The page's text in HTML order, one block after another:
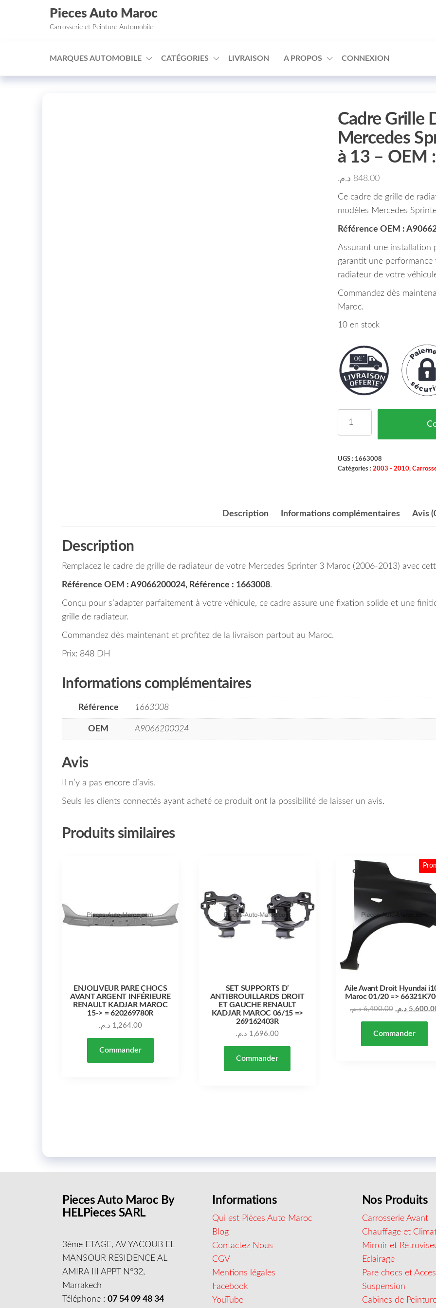
□
Aller au contenu
Pieces Auto Maroc
Carrosserie et Peinture Automobile
MARQUES AUTOMOBILE CATÉGORIES LIVRAISON A PROPOS CONNEXION
Cadre Grille
Mercedes
à 13 – OEM
848.00 د.م.
Ce cadre de grille de
modèles Mercedes
Référence OEM :
Assurant une installation
garantit une
radiateur de votre
Commandez dès
Maroc.
10 en stock
UGS : 1663008
Catégories : 2003 - 2010,
Description Informations complémentaires Avis
Description
Remplacez le cadre de grille de radiateur de votre Mercedes Sprinter 3 Maroc (2006-2013) avec
Référence OEM : A9066200024, Référence : 1663008.
Conçu pour s’adapter parfaitement à votre véhicule, ce cadre assure une fixation solide et une
grille de radiateur.
Commandez dès maintenant et profitez de la livraison partout au Maroc.
Prix: 848 DH
Informations complémentaires
Référence 1663008
OEM A9066200024
Avis
Il n’y a pas encore d’avis.
Seuls les clients connectés ayant acheté ce produit ont la possibilité de laisser un avis.
Produits similaires
ENJOLIVEUR PARE CHOCS
AVANT ARGENT INFÉRIEURE
RENAULT KADJAR MAROC
15-> = 620269780R
1,264.00 د.م.
Commander
SET SUPPORTS D’
ANTIBROUILLARDS DROIT
ET GAUCHE RENAULT
KADJAR MAROC 06/15 =>
269162403R
1,696.00 د.م.
Commander
Aile Avant Droit Hyundai
Maroc 01/20 =>
6,400.00 د.م. د.م.
Commander
Pieces Auto Maroc By
HELPieces SARL
3éme ETAGE, AV YACOUB EL
MANSOUR RESIDENCE AL
AMIRA III APPT N°32,
Marrakech
Téléphone :07 54 09 48 34
Informations
Qui est Pièces Auto Maroc
Blog
Contactez Nous
CGV
Mentions légales
Facebook
YouTube
Nos Produits
Carrosserie Avant
Chauffage et
Mirroir et
Eclairage
Pare chocs et
Suspension
Cabines de